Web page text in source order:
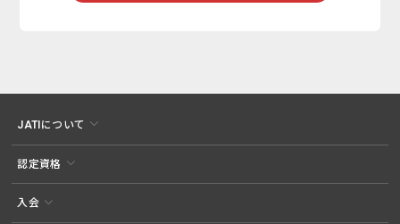
JATIについて
認定資格
入会